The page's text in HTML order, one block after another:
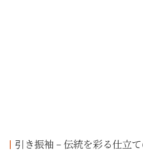
引き振袖 − 伝統を彩る仕立